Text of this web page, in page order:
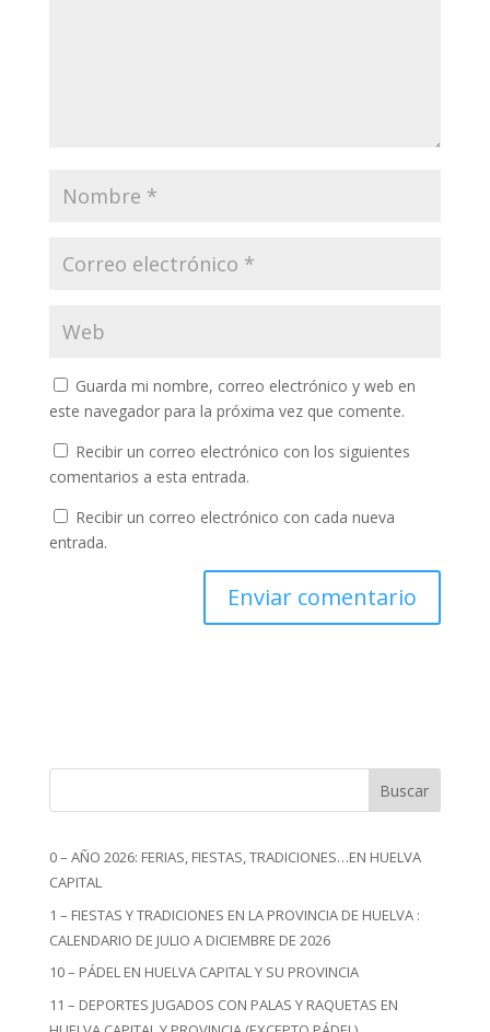
Guarda mi nombre, correo electrónico y web en
este navegador para la próxima vez que comente.
Recibir un correo electrónico con los siguientes
comentarios a esta entrada.
Recibir un correo electrónico con cada nueva
entrada.
Buscar
0 – AÑO 2026: FERIAS, FIESTAS, TRADICIONES…EN HUELVA
CAPITAL
1 – FIESTAS Y TRADICIONES EN LA PROVINCIA DE HUELVA :
CALENDARIO DE JULIO A DICIEMBRE DE 2026
10 – PÁDEL EN HUELVA CAPITAL Y SU PROVINCIA
11 – DEPORTES JUGADOS CON PALAS Y RAQUETAS EN